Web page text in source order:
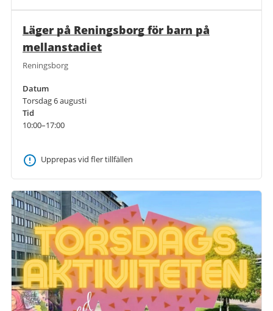
Läger på Reningsborg för barn på
mellanstadiet
Reningsborg
Datum
Torsdag 6 augusti
Tid
10:00–17:00
Upprepas vid fler tillfällen